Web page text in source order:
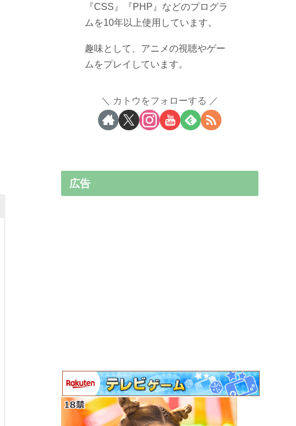
『CSS』『PHP』などのプログラ
ムを10年以上使用しています。
趣味として、アニメの視聴やゲー
ムをプレイしています。
カトウをフォローする
広告